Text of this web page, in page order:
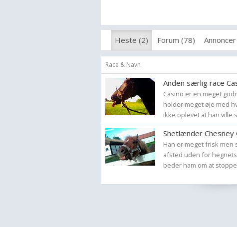
Heste (2) Forum (78)
Race & Navn
Anden særlig race
Casino er en meget
holder meget øje med
ikke oplevet at han ville
Shetlænder Chesney
Han er meget frisk men
afsted uden for
beder ham om at